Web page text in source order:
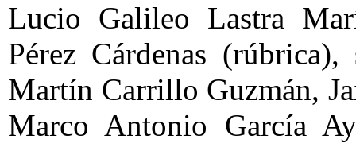
Lucio Galileo Lastra
Pérez Cárdenas
Martín Carrillo Guzmán,
Marco Antonio García